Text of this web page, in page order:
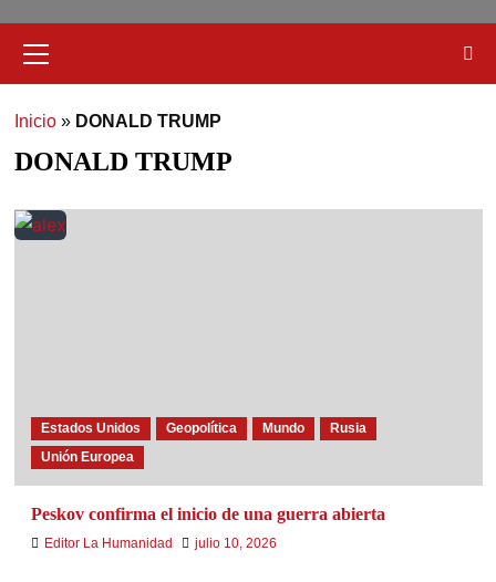
Inicio» DONALD TRUMP
DONALD TRUMP
Estados Unidos Geopolítica Mundo
Rusia
Unión Europea
Peskov confirma el inicio de una guerra abierta
Editor La Humanidad julio 10, 2026